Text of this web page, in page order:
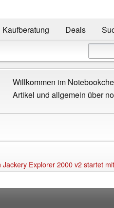
Kaufberatung Deals
Willkommen im
Artikel und allgemein über
Explorer 2000 v2 startet